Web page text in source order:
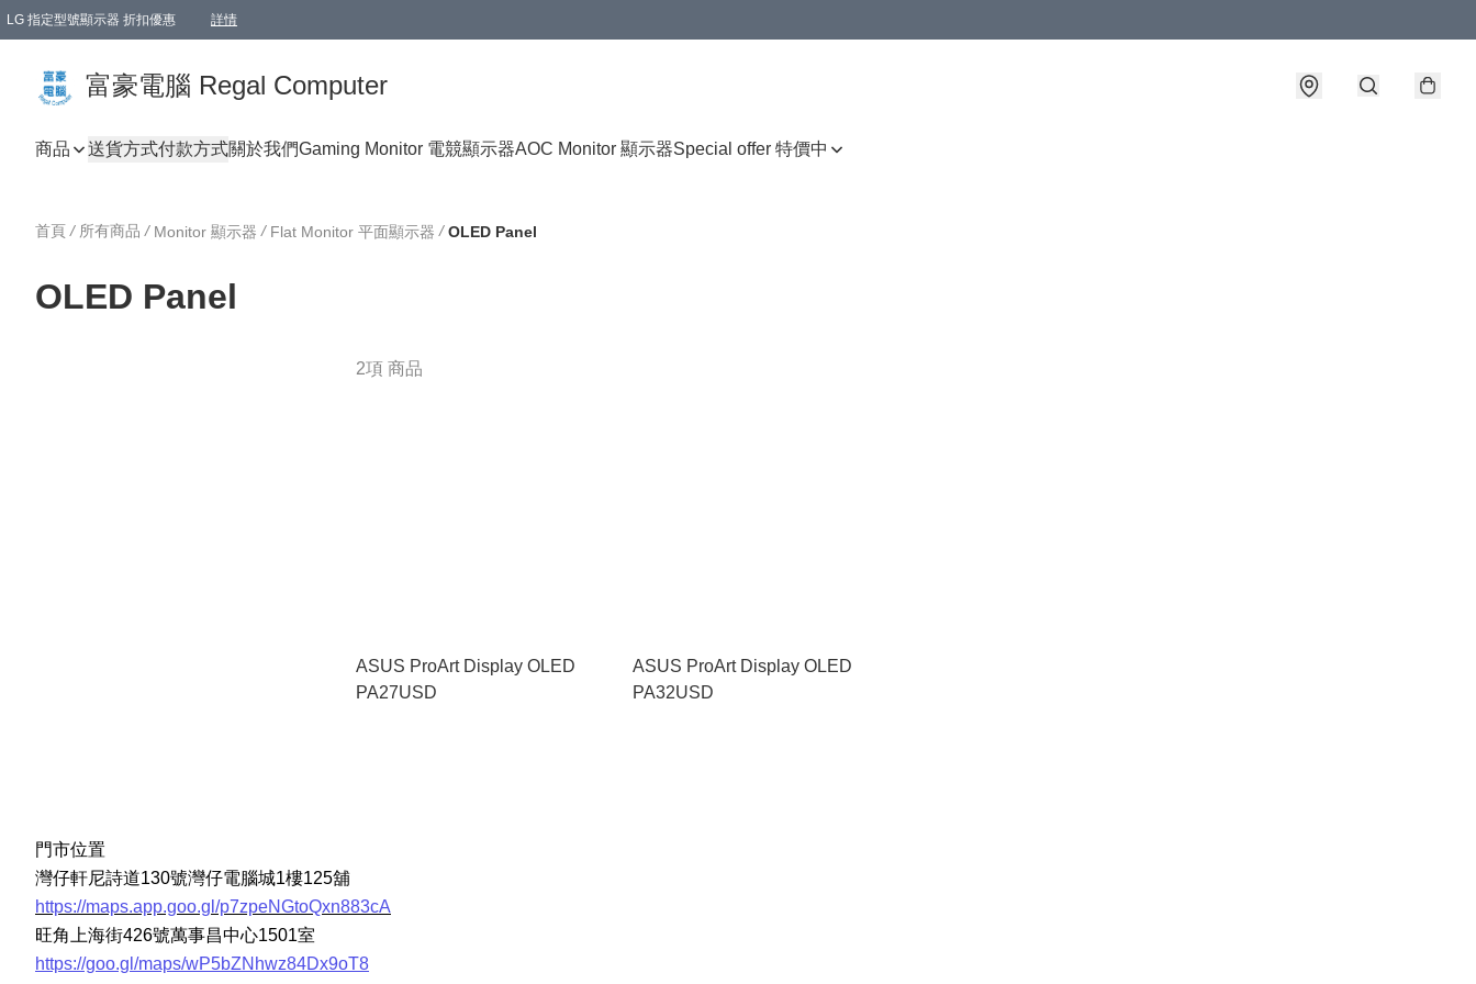
LG 指定型號顯示器 折扣優惠 詳情
富豪電腦 Regal Computer
商品 送貨方式付款方式關於我們Gaming Monitor 電競顯示器AOC Monitor 顯示器Special offer 特價中
首頁 / 所有商品 / Monitor 顯示器 / Flat Monitor 平面顯示器 / OLED Panel
OLED Panel
2項 商品
ASUS ProArt Display OLED
PA27USD
ASUS ProArt Display OLED
PA32USD
門市位置
灣仔軒尼詩道130號灣仔電腦城1樓125舖
https://maps.app.goo.gl/p7zpeNGtoQxn883cA
旺角上海街426號萬事昌中心1501室
https://goo.gl/maps/wP5bZNhwz84Dx9oT8